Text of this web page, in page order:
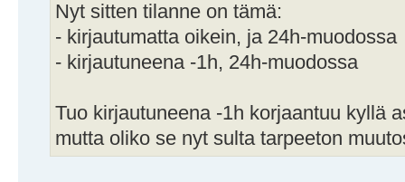
Nyt sitten tilanne on tämä:
- kirjautumatta oikein, ja 24h-muodossa
- kirjautuneena -1h, 24h-muodossa
Tuo kirjautuneena -1h korjaantuu kyllä
mutta oliko se nyt sulta tarpeeton